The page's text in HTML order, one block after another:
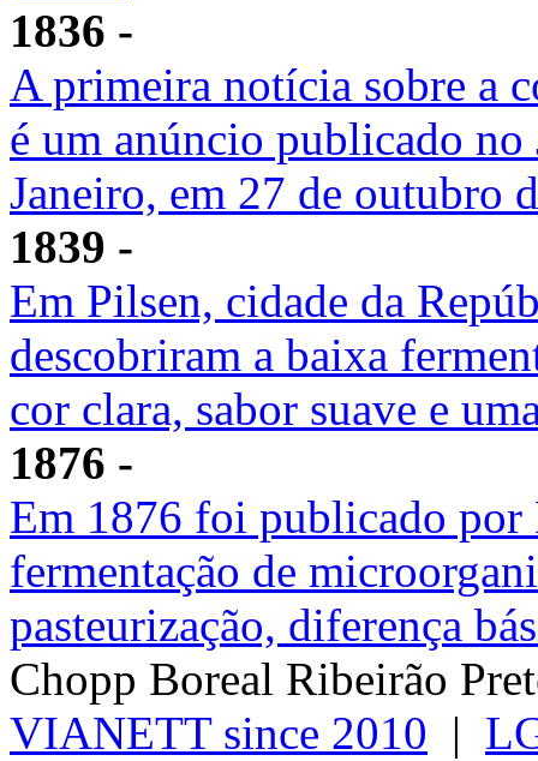
1836 -
A primeira notícia sobre a
é um anúncio publicado
Janeiro, em 27 de outubro
1839 -
Em Pilsen, cidade da
descobriram a baixa
cor clara, sabor suave e
1876 -
Em 1876 foi publicado por
fermentação de
pasteurização, diferença
Chopp Boreal Ribeirão
VIANETT since 2010 |